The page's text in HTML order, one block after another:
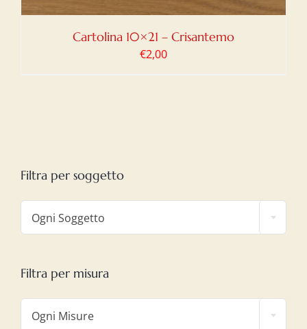
Cartolina 10×21 – Crisantemo
€2,00
Filtra per soggetto
Ogni Soggetto
Filtra per misura
Ogni Misure